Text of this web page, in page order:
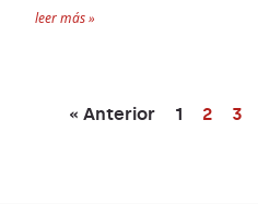
leer más »
« Anterior 1 2 3